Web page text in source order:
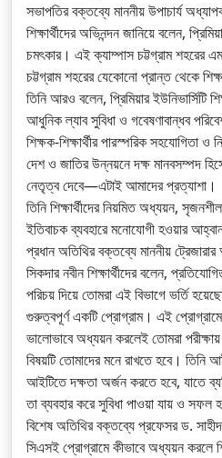
সভাপতির বক্তব্যে মাননীয় উপাচার্য
শিক্ষার্থীদের অভিনন্দন জানিয়ে বলেন,
চমৎকার। এই ক্যাম্পাস চট্টগ্রাম শহরের
চট্টগ্রাম শহরের যেকোনো প্রান্ত থেকে
তিনি আরও বলেন, প্রিমিয়ার ইউনিভার্সিটি
আধুনিক ল্যাব সুবিধা ও গবেষণাবান্ধব
শিক্ষক-শিক্ষার্থীর পারস্পরিক সহযোগিতা ও
দেশ ও জাতির উন্নয়নে দক্ষ মানবসম্পদ
নেতৃত্ব দেবে—এটাই আমাদের প্রত্যাশা।
তিনি শিক্ষার্থীদের নিয়মিত অধ্যয়ন,
ইতিবাচক ব্যবহারে মনোযোগী হওয়ার
প্রধান অতিথির বক্তব্যে মাননীয়
সিকদার নবীন শিক্ষার্থীদের বলেন,
পরিচয় দিয়ে তোমরা এই বিভাগে ভর্তি
গুরুত্বপূর্ণ একটি প্রোগ্রাম। এই প্রোগ্রামে
ভালোভাবে অধ্যয়ন করলেই তোমরা
বিষয়টি তোমাদের মনে রাখতে হবে।
আইটিতে দক্ষতা অর্জন করতে হবে, যাতে
তা ব্যবহার করে সুবিধা পাওয়া যায় ও সফল
বিশেষ অতিথির বক্তব্যে প্রফেসর ড.
সিএসই প্রোগ্রামে কীভাবে অধ্যয়ন করলে